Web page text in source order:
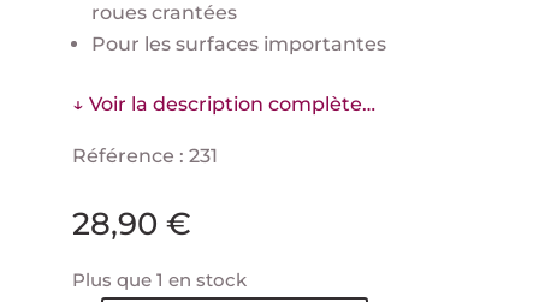
roues crantées
Pour les surfaces importantes
↓ Voir la description complète…
Référence : 231
28,90 €
Plus que 1 en stock